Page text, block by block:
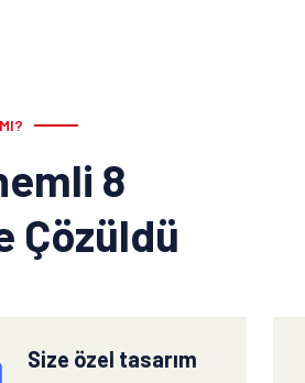
8
Çözüldü
Size özel tasarım